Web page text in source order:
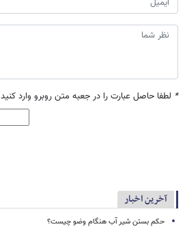
* لطفا حاصل عبارت را در جعبه متن روبرو وارد کنید
آخرین اخبار
حکم بستن شیر آب هنگام وضو چیست؟